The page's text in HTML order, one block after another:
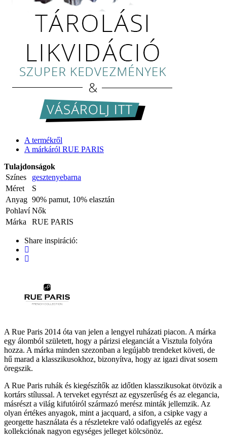
A termékről
A márkáról RUE PARIS
Tulajdonságok
Színes
gesztenyebarna
Méret
S
Anyag 90% pamut, 10% elasztán
Pohlaví Nők
Márka
RUE PARIS
Share inspiráció:
A Rue Paris 2014 óta van jelen a lengyel ruházati piacon. A márka
egy álomból született, hogy a párizsi eleganciát a Visztula folyóra
hozza. A márka minden szezonban a legújabb trendeket követi, de
hű marad a klasszikusokhoz, bizonyítva, hogy az igazi divat sosem
öregszik.
A Rue Paris ruhák és kiegészítők az időtlen klasszikusokat ötvözik a
kortárs stílussal. A terveket egyrészt az egyszerűség és az elegancia,
másrészt a világ kifutóiról származó merész minták jellemzik. Az
olyan értékes anyagok, mint a jacquard, a sifon, a csipke vagy a
georgette használata és a részletekre való odafigyelés az egész
kollekciónak nagyon egységes jelleget kölcsönöz.